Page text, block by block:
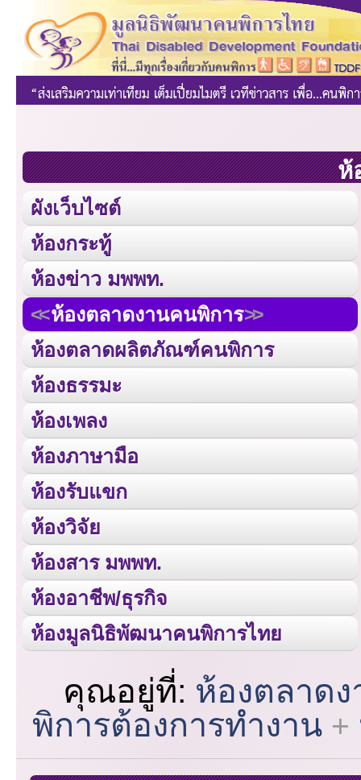
ห้
ผังเว็บไซต์
ห้องกระทู้
ห้องข่าว มพพท.
ห้องตลาดงานคนพิการ
ห้องตลาดผลิตภัณฑ์คนพิการ
ห้องธรรมะ
ห้องเพลง
ห้องภาษามือ
ห้องรับแขก
ห้องวิจัย
ห้องสาร มพพท.
ห้องอาชีพ/ธุรกิจ
ห้องมูลนิธิพัฒนาคนพิการไทย
คุณอยู่ที่: ห้องตลาด
พิการต้องการทำงาน